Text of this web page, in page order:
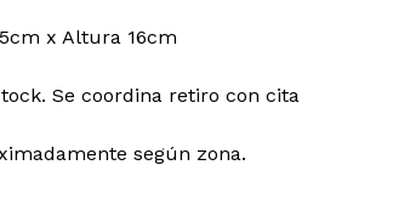
x Altura 16cm
Se coordina retiro con cita
según zona.